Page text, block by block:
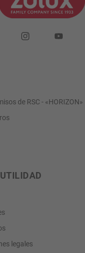
de RSC - «HORIZON»
legales